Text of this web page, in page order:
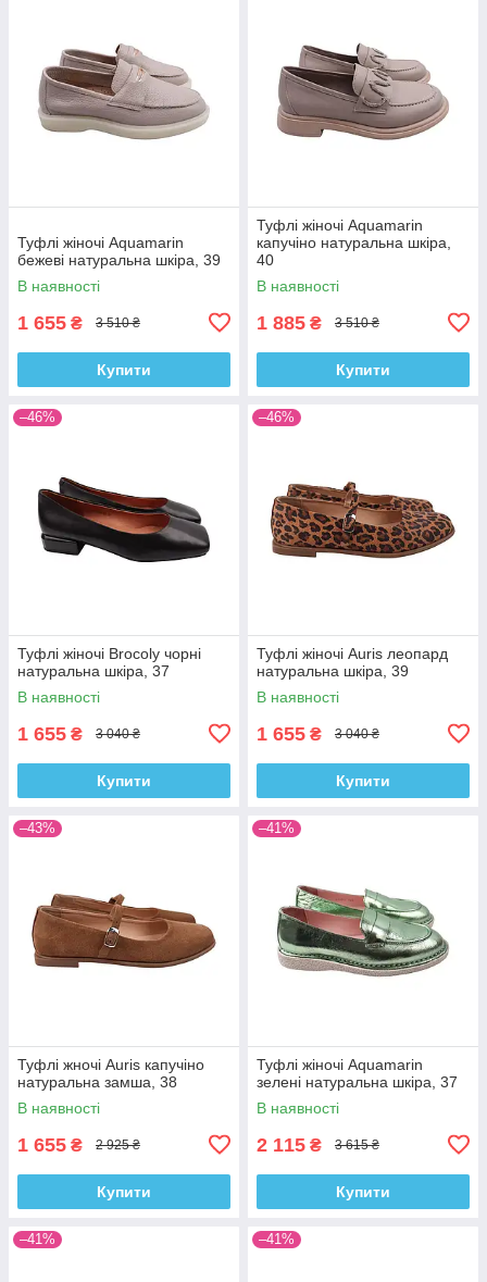
Туфлі жіночі Aquamarin
бежеві натуральна шкіра, 39
В наявності
1 655 ₴ 3 510 ₴
Купити
Туфлі жіночі Aquamarin
капучіно натуральна шкіра,
40
В наявності
1 885 ₴ 3 510 ₴
Купити
–46%
Туфлі жіночі Brocoly чорні
натуральна шкіра, 37
В наявності
1 655 ₴ 3 040 ₴
Купити
–46%
Туфлі жіночі Auris леопард
натуральна шкіра, 39
В наявності
1 655 ₴ 3 040 ₴
Купити
–43%
Туфлі жночі Auris капучіно
натуральна замша, 38
В наявності
1 655 ₴ 2 925 ₴
Купити
–41%
Туфлі жіночі Aquamarin
зелені натуральна шкіра, 37
В наявності
2 115 ₴ 3 615 ₴
Купити
–41% –41%